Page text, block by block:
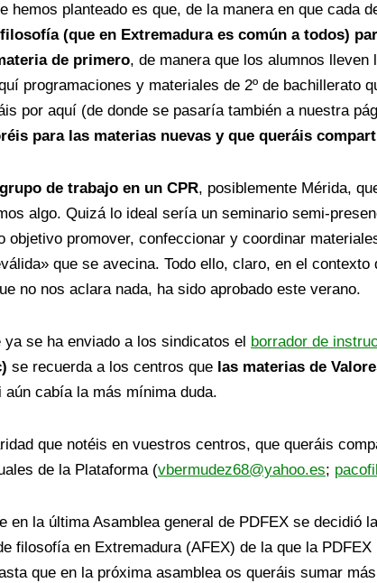
hemos planteado es que, de la manera en que cada
(que en Extremadura es común a todos)
de primero, de manera que los alumnos
programaciones y materiales de 2º de bachillerato
por aquí (de donde se pasaría también a nuestra
para las materias nuevas y que queráis
grupo de trabajo en un CPR, posiblemente Mérida,
algo. Quizá lo ideal sería un seminario semi-
objetivo promover, confeccionar y coordinar
que se avecina. Todo ello, claro, en el
no nos aclara nada, ha sido aprobado este verano.
se ha enviado a los sindicatos el borrador de
se recuerda a los centros que las materias de
aún cabía la más mínima duda.
que notéis en vuestros centros, que queráis
de la Plataforma (vbermudez68@yahoo.es;
en la última Asamblea general de PDFEX se decidió
filosofía en Extremadura (AFEX) de la que la
que en la próxima asamblea os queráis sumar